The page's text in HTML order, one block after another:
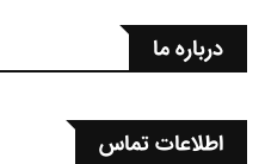
درباره ما
اطلاعات تماس